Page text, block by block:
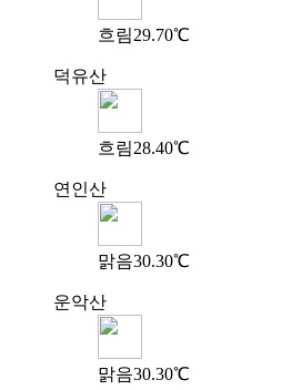
흐림29.70℃
덕유산
흐림28.40℃
연인산
맑음30.30℃
운악산
맑음30.30℃